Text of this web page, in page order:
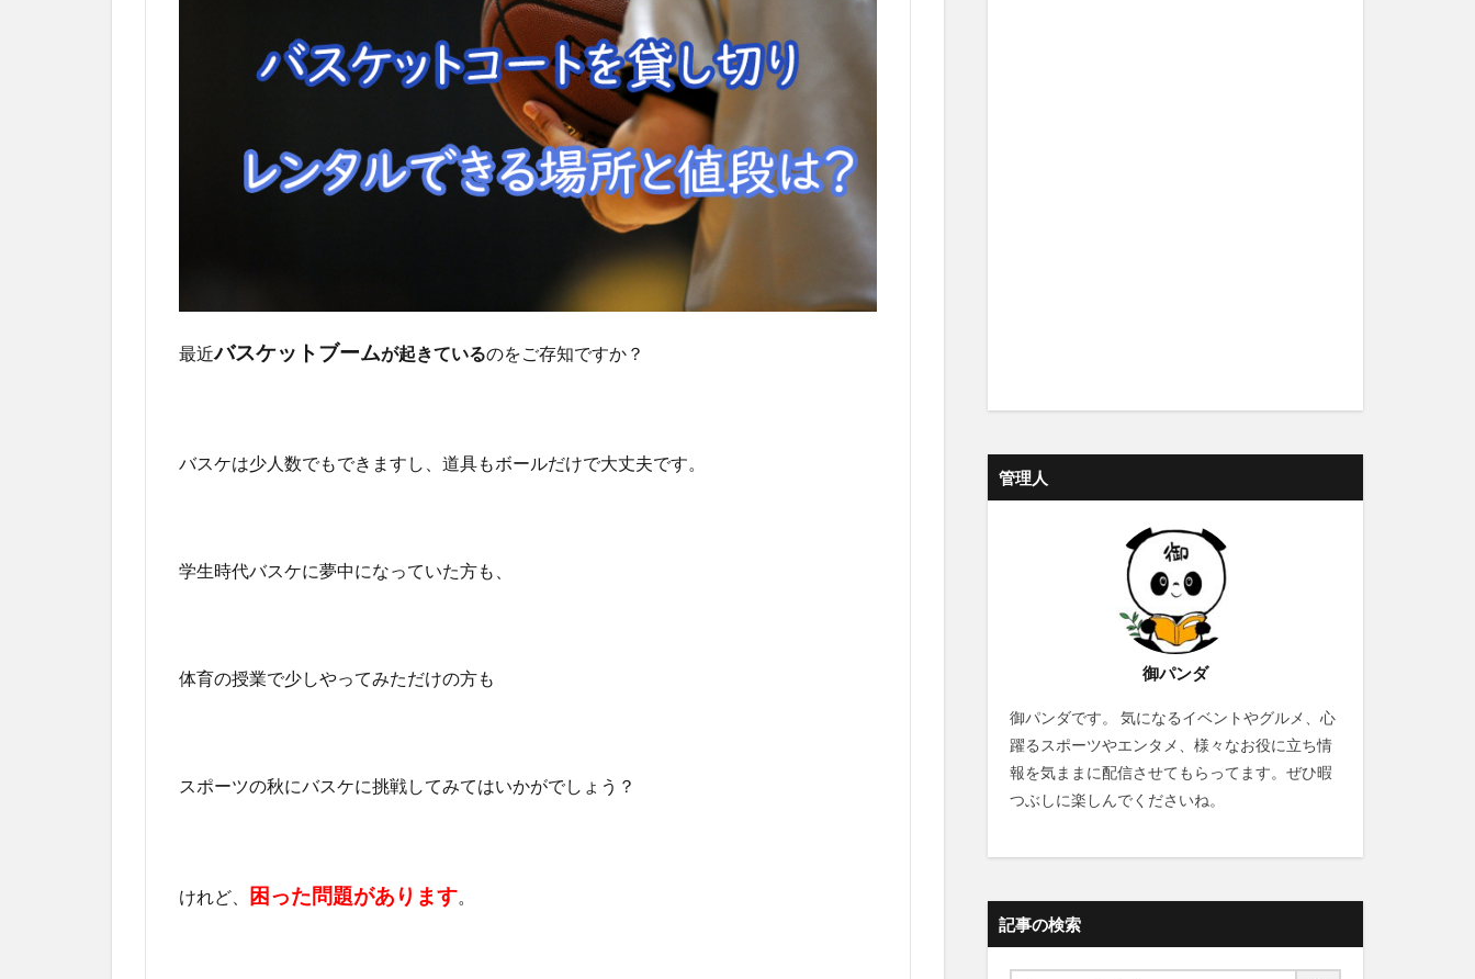
最近バスケットブームが起きているのをご存知ですか？
バスケは少人数でもできますし、道具もボールだけで大丈夫です。
学生時代バスケに夢中になっていた方も、
体育の授業で少しやってみただけの方も
スポーツの秋にバスケに挑戦してみてはいかがでしょう？
けれど、 困った問題があります。
管理人
御パンダ
御パンダです。 気になるイベントやグルメ、心
躍るスポーツやエンタメ、様々なお役に立ち情
報を気ままに配信させてもらってます。ぜひ暇
つぶしに楽しんでくださいね。
記事の検索